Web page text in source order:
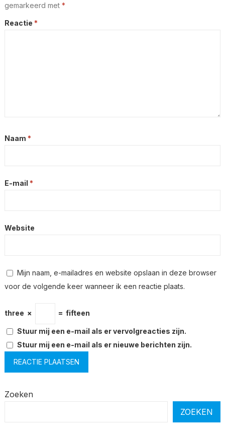
gemarkeerd met *
Reactie *
Naam *
E-mail *
Website
Mijn naam, e-mailadres en website opslaan in deze browser
voor de volgende keer wanneer ik een reactie plaats.
three × = fifteen
Stuur mij een e-mail als er vervolgreacties zijn.
Stuur mij een e-mail als er nieuwe berichten zijn.
Zoeken
ZOEKEN